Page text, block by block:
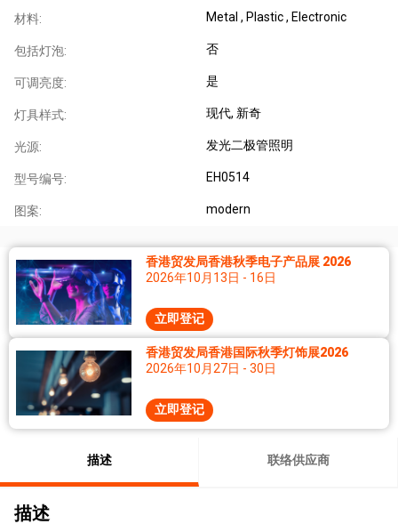
材料: Metal , Plastic , Electronic
包括灯泡: 否
可调亮度: 是
灯具样式: 现代, 新奇
光源: 发光二极管照明
型号编号: EH0514
图案: modern
香港贸发局香港秋季电子产品展 2026
2026年10月13日 - 16日
立即登记
香港贸发局香港国际秋季灯饰展2026
2026年10月27日 - 30日
立即登记
描述 联络供应商
描述